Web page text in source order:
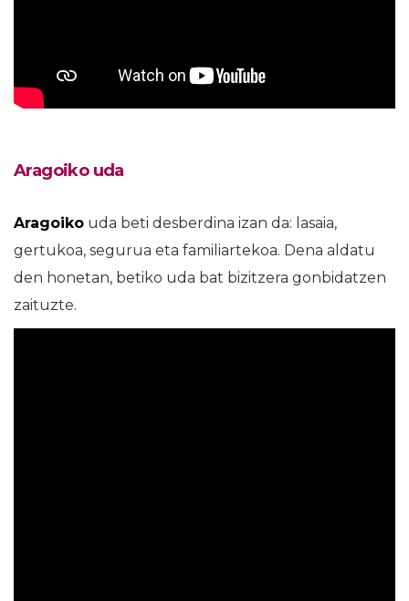
Aragoiko uda
Aragoiko uda beti desberdina izan da: lasaia,
gertukoa, segurua eta familiartekoa. Dena aldatu
den honetan, betiko uda bat bizitzera gonbidatzen
zaituzte.